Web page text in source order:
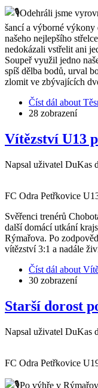
Odehráli jsme
šancí a výborné výkony
našeho nejlepšího
nedokázali vstřelit ani
Soupeř využil jedno
spíš dělba bodů, urval
zlomit ve zbývajících
Číst dál about
28 zobrazení
Vítězství U13
Napsal uživatel DuKas
FC Odra Petřkovice
Svěřenci trenérů
další domácí utkání
Rýmařova. Po
vítězství 3:1 a nadále
Číst dál about
30 zobrazení
Starší dorost
Napsal uživatel DuKas
FC Odra Petřkovice
Po výhře v